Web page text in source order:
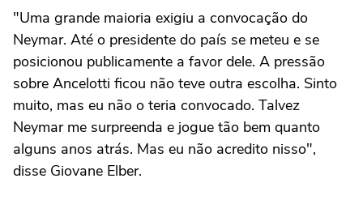
"Uma grande maioria exigiu a convocação do
Neymar. Até o presidente do país se meteu e se
posicionou publicamente a favor dele. A pressão
sobre Ancelotti ficou não teve outra escolha. Sinto
muito, mas eu não o teria convocado. Talvez
Neymar me surpreenda e jogue tão bem quanto
alguns anos atrás. Mas eu não acredito nisso",
disse Giovane Elber.